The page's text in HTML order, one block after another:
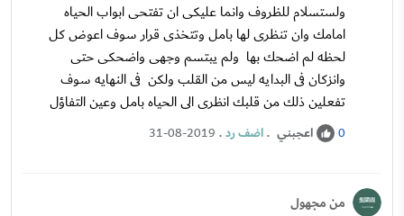
ولستسلام للظروف وانما عليكى ان تفتحى ابواب الحياه
امامك وان تنظرى لها بامل وتتخذى قرار سوف اعوض كل
لحظه لم اضحك بها ولم يبتسم وجهى واضحكى حتى
وانزكان فى البدايه ليس من القلب ولكن فى النهايه سوف
تفعلين ذلك من قلبك انظرى الى الحياه بامل وعين التفاؤل
0 اعجبني .اضف رد.
31-08-2019
من مجهول